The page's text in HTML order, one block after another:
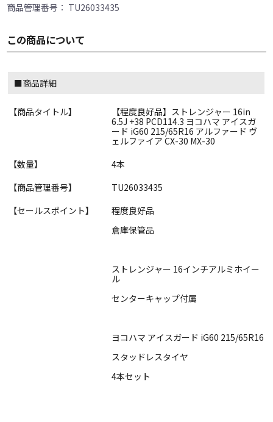
商品管理番号： TU26033435
この商品について
■商品詳細
【商品タイトル】
【程度良好品】ストレンジャー 16in
6.5J +38 PCD114.3 ヨコハマ アイスガ
ード iG60 215/65R16 アルファード ヴ
ェルファイア CX-30 MX-30
【数量】
4本
【商品管理番号】
TU26033435
【セールスポイント】
程度良好品
倉庫保管品
ストレンジャー 16インチアルミホイー
ル
センターキャップ付属
ヨコハマ アイスガード iG60 215/65R16
スタッドレスタイヤ
4本セット